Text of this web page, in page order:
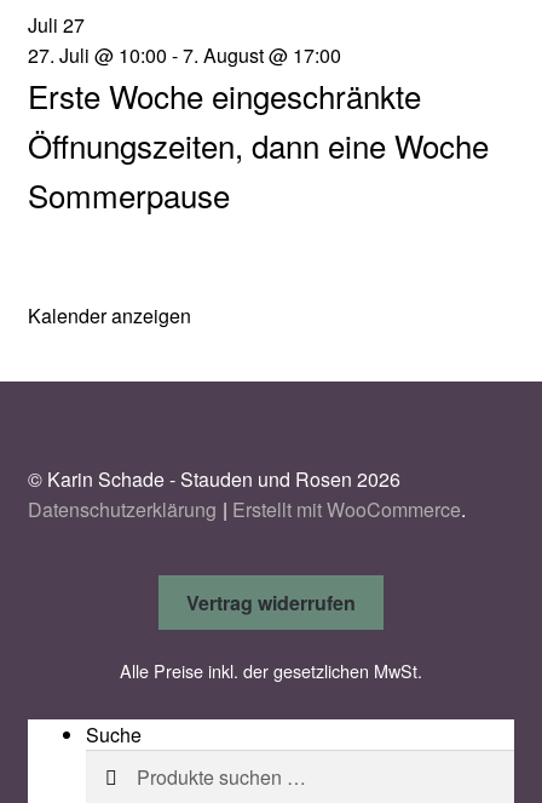
Juli 27
27. Juli @ 10:00 -7. August @ 17:00
Erste Woche eingeschränkte
Öffnungszeiten, dann eine Woche
Sommerpause
Kalender anzeigen
© Karin Schade - Stauden und Rosen 2026
Datenschutzerklärung
Erstellt mit WooCommerce.
Vertrag widerrufen
Alle Preise inkl. der gesetzlichen MwSt.
Suche
Suchen
nach:
Suchen